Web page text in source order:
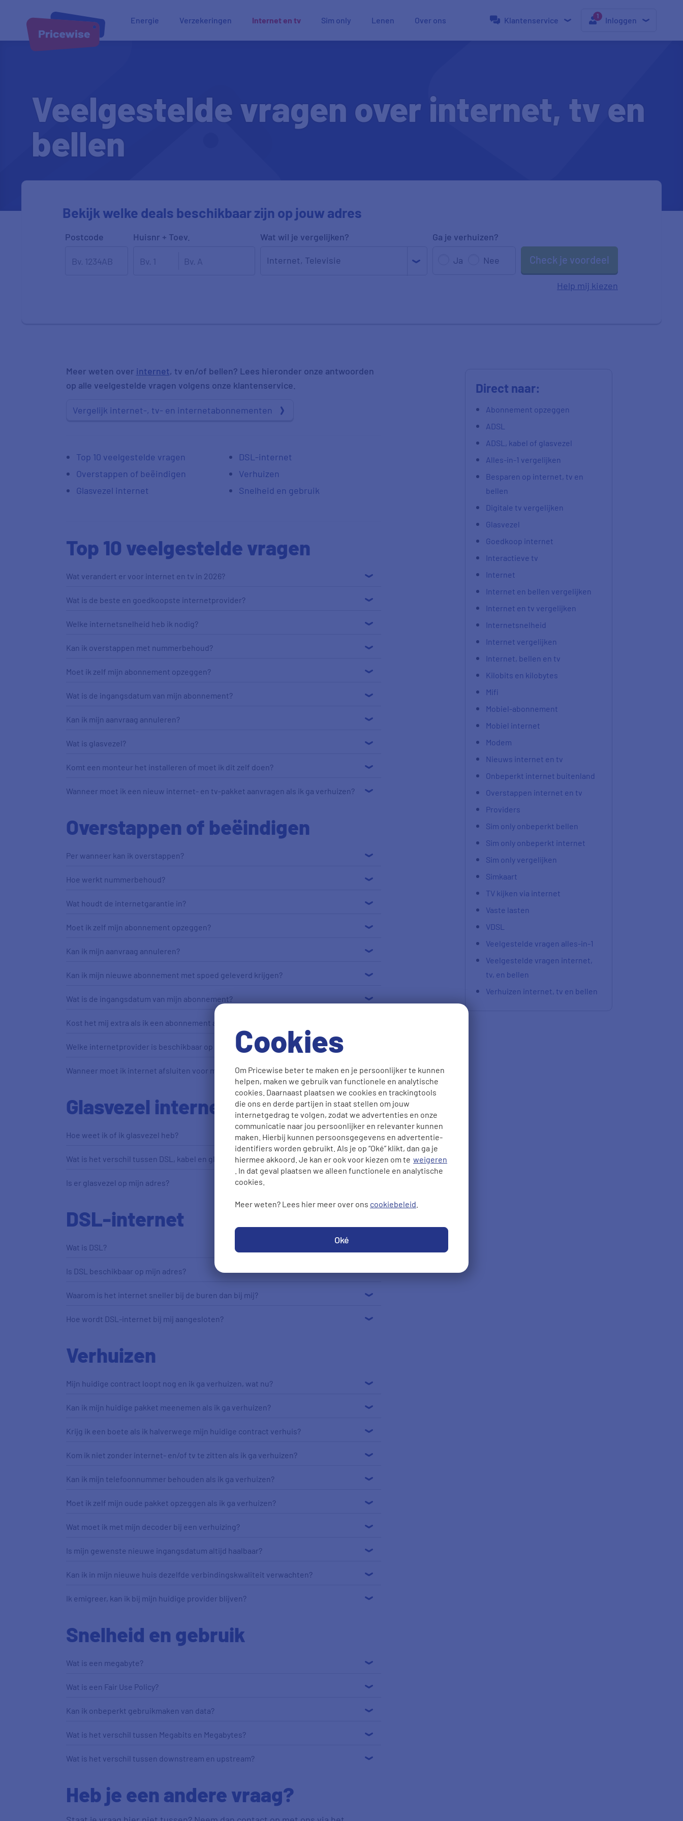
Cookies
Om Pricewise beter te maken en je persoonlijker te kunnen
helpen, maken we gebruik van functionele en analytische
cookies. Daarnaast plaatsen we cookies en trackingtools
die ons en derde partijen in staat stellen om jouw
internetgedrag te volgen, zodat we advertenties en onze
communicatie naar jou persoonlijker en relevanter kunnen
maken. Hierbij kunnen persoonsgegevens en advertentie-
identifiers worden gebruikt. Als je op “Oké” klikt, dan ga je
hiermee akkoord. Je kan er ook voor kiezen om te weigeren
. In dat geval plaatsen we alleen functionele en analytische
cookies.
Meer weten? Lees hier meer over ons cookiebeleid
Oké
Energie Verzekeringen Internet en tv Sim only Lenen Over ons Klantenservice Inloggen
Veelgestelde vragen over internet, tv en
bellen
Bekijk welke deals beschikbaar zijn op jouw adres
Postcode Huisnr + Toev. Wat wil je vergelijken?
Internet, Televisie
Ga je verhuizen?
Ja Nee Check je voordeel
Help mij kiezen
Meer weten over internet, tv en/of bellen? Lees hieronder onze antwoorden
op alle veelgestelde vragen volgens onze klantenservice.
Vergelijk internet-, tv- en internetabonnementen
Top 10 veelgestelde vragen
Overstappen of beëindigen
Glasvezel internet
DSL-internet
Verhuizen
Snelheid en gebruik
Top 10 veelgestelde vragen
Wat verandert er voor internet en tv in 2026?
Wat is de beste en goedkoopste internetprovider?
Welke internetsnelheid heb ik nodig?
Kan ik overstappen met nummerbehoud?
Moet ik zelf mijn abonnement opzeggen?
Wat is de ingangsdatum van mijn abonnement?
Kan ik mijn aanvraag annuleren?
Wat is glasvezel?
Komt een monteur het installeren of moet ik dit zelf doen?
Wanneer moet ik een nieuw internet- en tv-pakket aanvragen als ik ga verhuizen?
Overstappen of beëindigen
Per wanneer kan ik overstappen?
Hoe werkt nummerbehoud?
Wat houdt de internetgarantie in?
Moet ik zelf mijn abonnement opzeggen?
Kan ik mijn aanvraag annuleren?
Kan ik mijn nieuwe abonnement met spoed geleverd krijgen?
Wat is de ingangsdatum van mijn abonnement?
Kost het mij extra als ik een abonnement afsluit via Pricewise?
Welke internetprovider is beschikbaar op mijn adres?
Wanneer moet ik internet afsluiten voor mijn nieuwe woning?
Glasvezel internet
Hoe weet ik of ik glasvezel heb?
Wat is het verschil tussen DSL, kabel en glasvezel?
Is er glasvezel op mijn adres?
DSL-internet
Wat is DSL?
Is DSL beschikbaar op mijn adres?
Waarom is het internet sneller bij de buren dan bij mij?
Hoe wordt DSL-internet bij mij aangesloten?
Verhuizen
Mijn huidige contract loopt nog en ik ga verhuizen, wat nu?
Kan ik mijn huidige pakket meenemen als ik ga verhuizen?
Krijg ik een boete als ik halverwege mijn huidige contract verhuis?
Kom ik niet zonder internet- en/of tv te zitten als ik ga verhuizen?
Kan ik mijn telefoonnummer behouden als ik ga verhuizen?
Moet ik zelf mijn oude pakket opzeggen als ik ga verhuizen?
Wat moet ik met mijn decoder bij een verhuizing?
Is mijn gewenste nieuwe ingangsdatum altijd haalbaar?
Kan ik in mijn nieuwe huis dezelfde verbindingskwaliteit verwachten?
Ik emigreer, kan ik bij mijn huidige provider blijven?
Snelheid en gebruik
Wat is een megabyte?
Wat is een Fair Use Policy?
Kan ik onbeperkt gebruikmaken van data?
Wat is het verschil tussen Megabits en Megabytes?
Wat is het verschil tussen downstream en upstream?
Heb je een andere vraag?
Direct naar:
Abonnement opzeggen
ADSL
ADSL, kabel of glasvezel
Alles-in-1 vergelijken
Besparen op internet, tv en
bellen
Digitale tv vergelijken
Glasvezel
Goedkoop internet
Interactieve tv
Internet
Internet en bellen vergelijken
Internet en tv vergelijken
Internetsnelheid
Internet vergelijken
Internet, bellen en tv
Kilobits en kilobytes
Mifi
Mobiel-abonnement
Mobiel internet
Modem
Nieuws internet en tv
Onbeperkt internet buitenland
Overstappen internet en tv
Providers
Sim only onbeperkt bellen
Sim only onbeperkt internet
Sim only vergelijken
Simkaart
TV kijken via internet
Vaste lasten
VDSL
Veelgestelde vragen alles-in-1
Veelgestelde vragen internet,
tv, en bellen
Verhuizen internet, tv en bellen